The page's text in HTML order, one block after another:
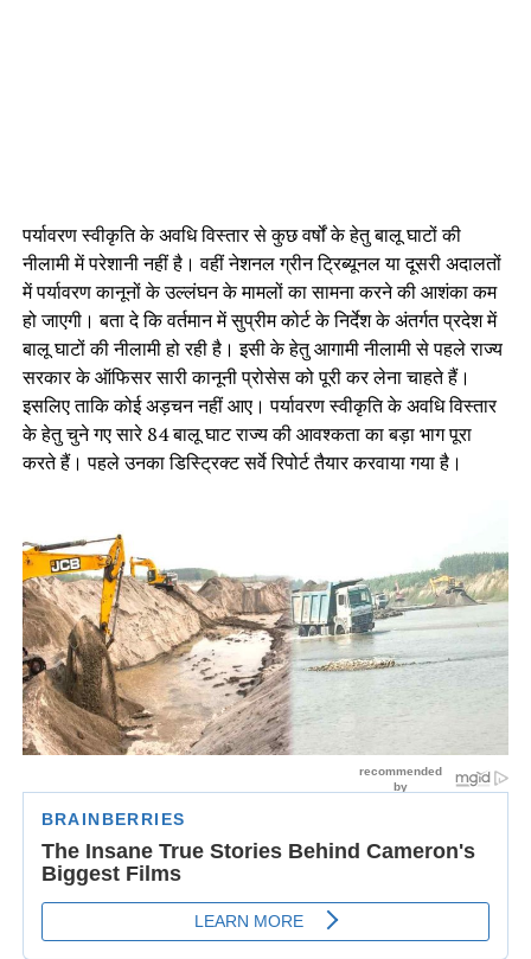
पर्यावरण स्वीकृति के अवधि विस्तार से कुछ वर्षों के हेतु बालू घाटों की
नीलामी में परेशानी नहीं है। वहीं नेशनल ग्रीन ट्रिब्यूनल या दूसरी अदालतों
में पर्यावरण कानूनों के उल्लंघन के मामलों का सामना करने की आशंका कम
हो जाएगी। बता दे कि वर्तमान में सुप्रीम कोर्ट के निर्देश के अंतर्गत प्रदेश में
बालू घाटों की नीलामी हो रही है। इसी के हेतु आगामी नीलामी से पहले राज्य
सरकार के ऑफिसर सारी कानूनी प्रोसेस को पूरी कर लेना चाहते हैं।
इसलिए ताकि कोई अड़चन नहीं आए। पर्यावरण स्वीकृति के अवधि विस्तार
के हेतु चुने गए सारे 84 बालू घाट राज्य की आवश्कता का बड़ा भाग पूरा
करते हैं। पहले उनका डिस्ट्रिक्ट सर्वे रिपोर्ट तैयार करवाया गया है।